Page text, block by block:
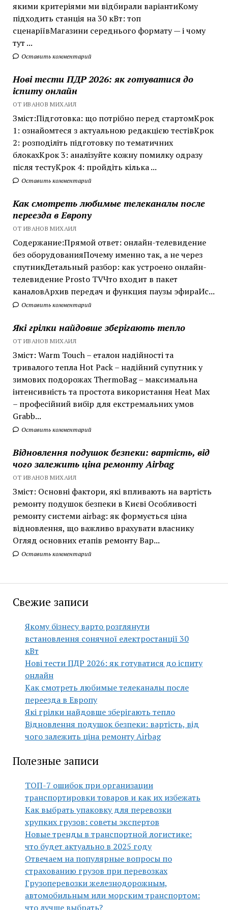
якими критеріями ми відбирали варіантиКому
підходить станція на 30 кВт: топ
сценаріївМагазини середнього формату — і чому
тут ...
Оставить комментарий
Нові тести ПДР 2026: як готуватися до
іспиту онлайн
ОТ ИВАНОВ МИХАИЛ
Зміст:Підготовка: що потрібно перед стартомКрок
1: ознайомтеся з актуальною редакцією тестівКрок
2: розподіліть підготовку по тематичних
блокахКрок 3: аналізуйте кожну помилку одразу
після тестуКрок 4: пройдіть кілька ...
Оставить комментарий
Как смотреть любимые телеканалы после
переезда в Европу
ОТ ИВАНОВ МИХАИЛ
Содержание:Прямой ответ: онлайн-телевидение
без оборудованияПочему именно так, а не через
спутникДетальный разбор: как устроено онлайн-
телевидение Prosto TVЧто входит в пакет
каналовАрхив передач и функция паузы эфираИс...
Оставить комментарий
Які грілки найдовше зберігають тепло
ОТ ИВАНОВ МИХАИЛ
Зміст: Warm Touch – еталон надійності та
тривалого тепла Hot Pack – надійний супутник у
зимових подорожах ThermoBag – максимальна
інтенсивність та простота використання Heat Max
– професійний вибір для екстремальних умов
Grabb...
Оставить комментарий
Відновлення подушок безпеки: вартість, від
чого залежить ціна ремонту Airbag
ОТ ИВАНОВ МИХАИЛ
Зміст: Основні фактори, які впливають на вартість
ремонту подушок безпеки в Києві Особливості
ремонту системи airbag: як формується ціна
відновлення, що важливо врахувати власнику
Огляд основних етапів ремонту Вар...
Оставить комментарий
Свежие записи
Якому бізнесу варто розглянути
встановлення сонячної електростанції 30
кВт
Нові тести ПДР 2026: як готуватися до іспиту
онлайн
Как смотреть любимые телеканалы после
переезда в Европу
Які грілки найдовше зберігають тепло
Відновлення подушок безпеки: вартість, від
чого залежить ціна ремонту Airbag
Полезные записи
ТОП-7 ошибок при организации
транспортировки товаров и как их избежать
Как выбрать упаковку для перевозки
хрупких грузов: советы экспертов
Новые тренды в транспортной логистике:
что будет актуально в 2025 году
Отвечаем на популярные вопросы по
страхованию грузов при перевозках
Грузоперевозки железнодорожным,
автомобильным или морским транспортом:
что лучше выбрать?